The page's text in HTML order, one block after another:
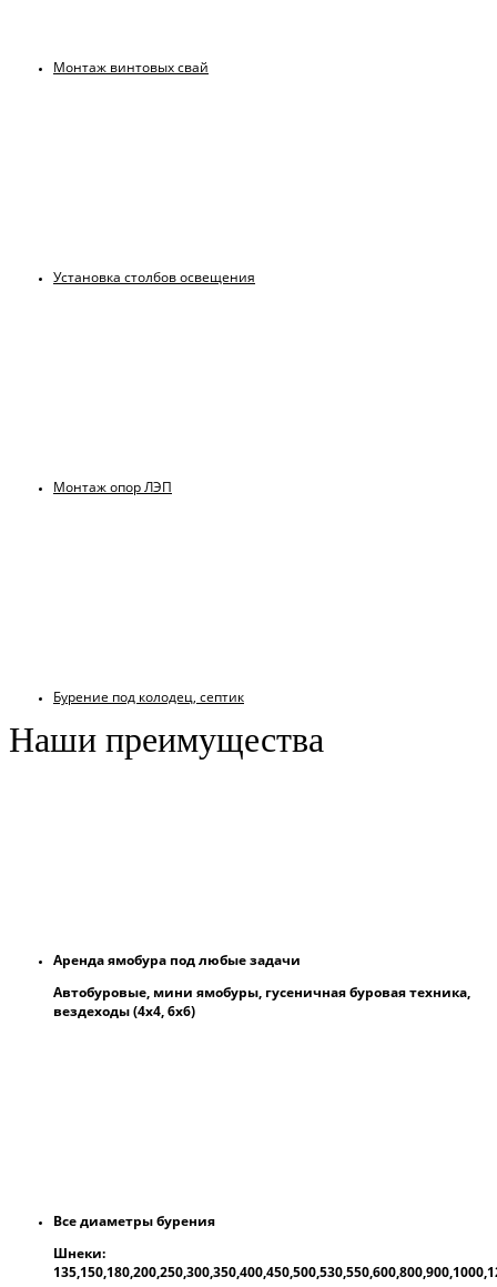
Монтаж винтовых свай
Установка столбов освещения
Монтаж опор ЛЭП
Бурение под колодец, септик
Наши преимущества
Аренда ямобура под любые задачи
Автобуровые, мини ямобуры, гусеничная буровая техника,
вездеходы (4х4, 6х6)
Все диаметры бурения
Шнеки: